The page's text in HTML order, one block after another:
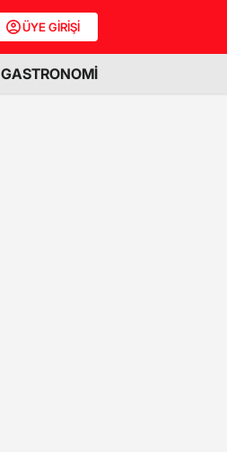
ÜYE GİRİŞİ
GASTRONOMİ